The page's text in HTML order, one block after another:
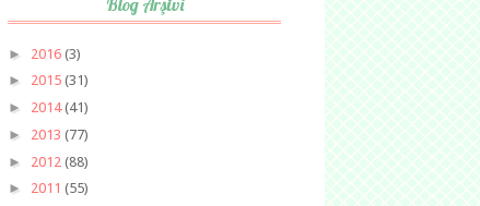
Blog Arşivi
► 2016 (3)
► 2015 (31)
► 2014(41)
► 2013 (77)
► 2012 (88)
► 2011 (55)